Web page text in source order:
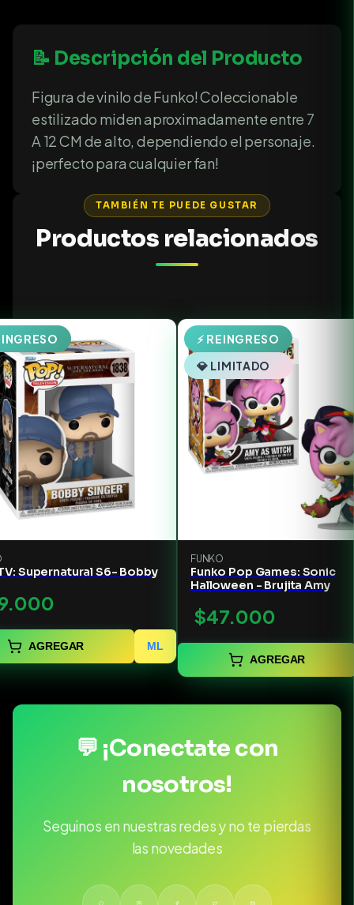
📝 Descripción del Producto
Figura de vinilo de Funko! Coleccionable
estilizado miden aproximadamente entre 7
A 12 CM de alto, dependiendo el personaje.
¡perfecto para cualquier fan!
TAMBIÉN TE PUEDE GUSTAR
Productos relacionados
Supernatural S6- Bobby
AGREGAR ML
⚡ REINGRESO
💎 LIMITADO
FUNKO
Funko Pop Games: Sonic
Halloween - Brujita Amy
$47.000
AGREGAR
💬 ¡Conectate con
nosotros!
Seguinos en nuestras redes y no te pierdas
las novedades